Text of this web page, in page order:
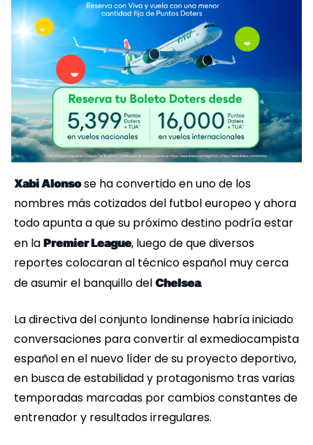
Xabi Alonsose ha convertido en uno de los
nombres más cotizados del futbol europeo y ahora
todo apunta a que su próximo destino podría estar
en la Premier League, luego de que diversos
reportes colocaran al técnico español muy cerca
de asumir el banquillo del Chelsea.
La directiva del conjunto londinense habría iniciado
conversaciones para convertir al exmediocampista
español en el nuevo líder de su proyecto deportivo,
en busca de estabilidad y protagonismo tras varias
temporadas marcadas por cambios constantes de
entrenador y resultados irregulares.